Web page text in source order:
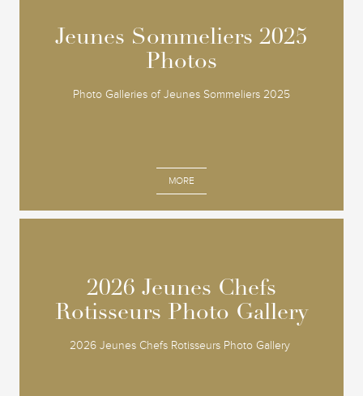
Jeunes Sommeliers 2025
Photos
Photo Galleries of Jeunes Sommeliers 2025
MORE
Jeunes Sommeliers 2025
Photos
2026 Jeunes Chefs
Rotisseurs Photo Gallery
2026 Jeunes Chefs Rotisseurs Photo Gallery
2026 Jeunes Chefs
Rotisseurs Photo Gallery